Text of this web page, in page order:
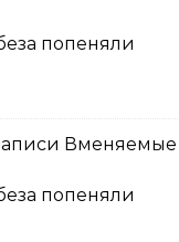
попеняли
Вменяемые
попеняли